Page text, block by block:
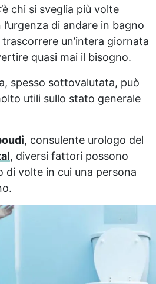
chi si sveglia più volte
di andare in bagno
un’intera giornata
quasi mai il bisogno.
spesso sottovalutata, può
utili sullo stato generale
, consulente urologo del
, diversi fattori possono
di volte in cui una persona